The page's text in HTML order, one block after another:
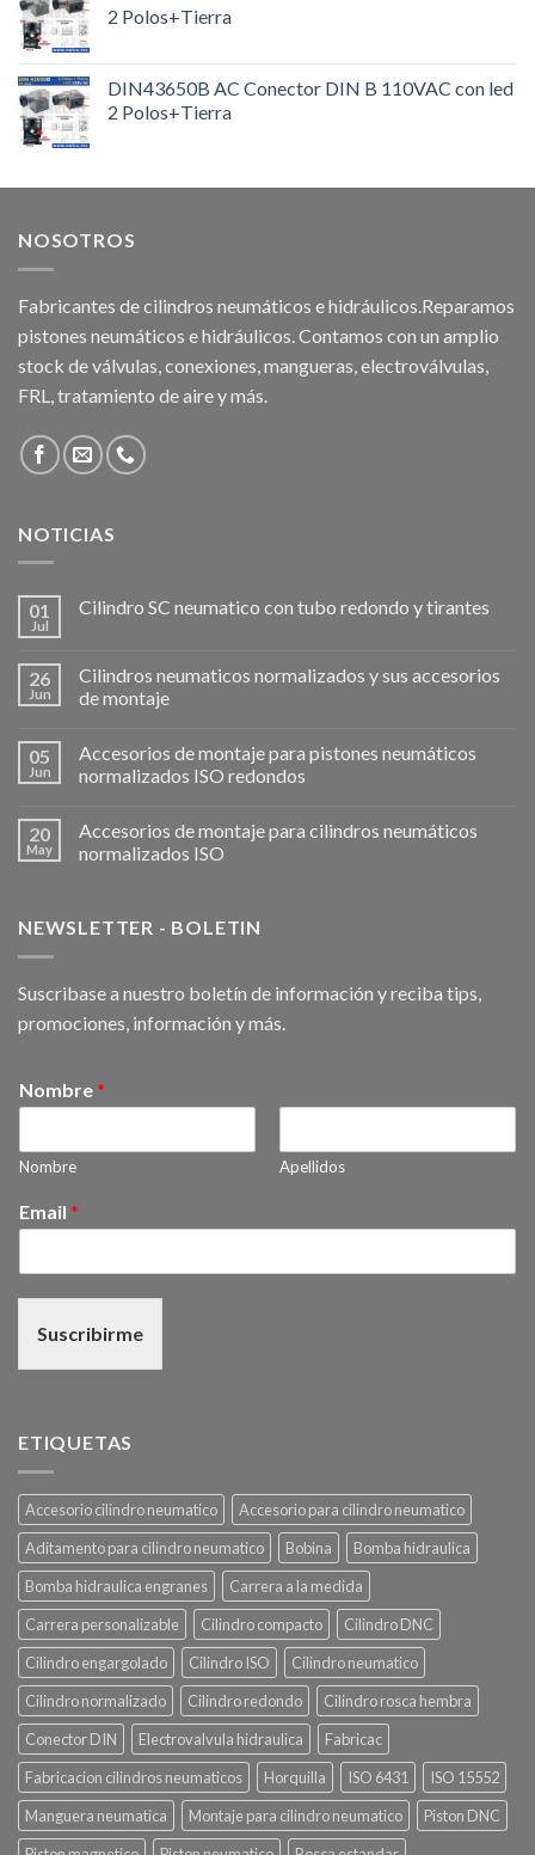
2 Polos+Tierra
DIN43650B AC Conector DIN B 110VAC con led
2 Polos+Tierra
NOSOTROS
Fabricantes de cilindros neumáticos e hidráulicos.Reparamos
pistones neumáticos e hidráulicos. Contamos con un amplio
stock de válvulas, conexiones, mangueras, electroválvulas,
FRL, tratamiento de aire y más.
NOTICIAS
01
Jul
Cilindro SC neumatico con tubo redondo y tirantes
26
Jun
Cilindros neumaticos normalizados y sus accesorios
de montaje
05
Jun
Accesorios de montaje para pistones neumáticos
normalizados ISO redondos
20
May
Accesorios de montaje para cilindros neumáticos
normalizados ISO
NEWSLETTER - BOLETIN
Suscribase a nuestro boletín de información y reciba tips,
promociones, información y más.
Nombre *
Nombre Apellidos
Email *
Suscribirme
ETIQUETAS
Accesorio cilindro neumatico
Accesorio para cilindro neumatico
Aditamento para cilindro neumatico
Bobina
Bomba hidraulica
Bomba hidraulica engranes
Carrera a la medida
Carrera personalizable
Cilindro compacto
Cilindro DNC
Cilindro engargolado
Cilindro ISO
Cilindro neumatico
Cilindro normalizado
Cilindro redondo
Cilindro rosca hembra
Conector DIN
Electrovalvula hidraulica
Fabricac
Fabricacion cilindros neumaticos
Horquilla ISO 6431
ISO 15552
Manguera neumatica
Montaje para cilindro neumatico
Piston DNC